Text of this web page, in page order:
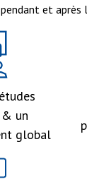
pendant et après
un
global